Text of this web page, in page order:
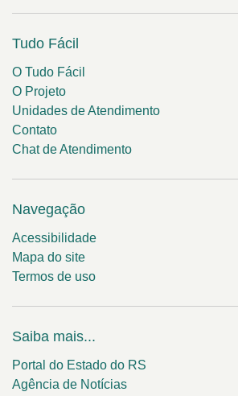
Tudo Fácil
O Tudo Fácil
O Projeto
Unidades de Atendimento
Contato
Chat de Atendimento
Navegação
Acessibilidade
Mapa do site
Termos de uso
Saiba mais...
Portal do Estado do RS
Agência de Notícias